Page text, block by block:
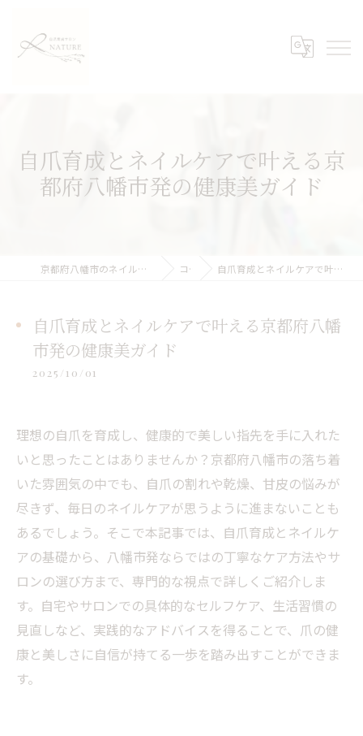
自爪育成とネイルケアで叶える京
都府八幡市発の健康美ガイド
京都府八幡市のネイルケアなら自爪育成サロンNATURE コラム 自爪育成とネイルケアで叶える京都府八幡市発の健康美ガイド
自爪育成とネイルケアで叶える京都府八幡
市発の健康美ガイド
2025/10/01
理想の自爪を育成し、健康的で美しい指先を手に入れた
いと思ったことはありませんか？京都府八幡市の落ち着
いた雰囲気の中でも、自爪の割れや乾燥、甘皮の悩みが
尽きず、毎日のネイルケアが思うように進まないことも
あるでしょう。そこで本記事では、自爪育成とネイルケ
アの基礎から、八幡市発ならではの丁寧なケア方法やサ
ロンの選び方まで、専門的な視点で詳しくご紹介しま
す。自宅やサロンでの具体的なセルフケア、生活習慣の
見直しなど、実践的なアドバイスを得ることで、爪の健
康と美しさに自信が持てる一歩を踏み出すことができま
す。